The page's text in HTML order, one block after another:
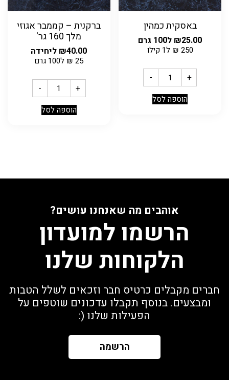
באסקית כמהין
₪25.00 ל100 גרם
250
₪ ל1 קילו
- +
הוספה לסל
ברקנית – קממבר אגוזי
מלך 160 גר'
₪40.00 ליחידה
25
₪ ל100 גרם
- +
הוספה לסל
אוהבים מה שאנחנו עושים?
הרשמו למועדון
הלקוחות שלנו
חברים מקבלים כרטיס חבר וזכאים לשלל הטבות
ומבצעים. בנוסף תקבלו עדכונים שוטפים על
הפעילות שלנו (:
הרשמה